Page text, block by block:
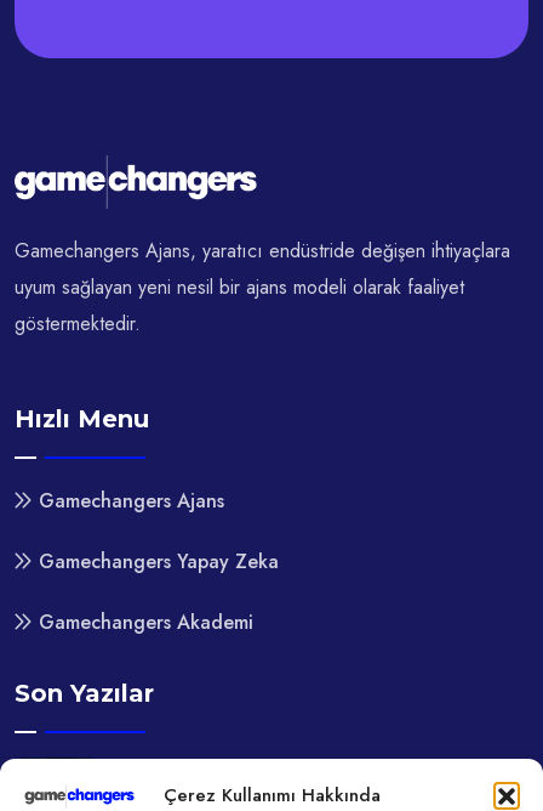
Çerez Kullanımı Hakkında
Gamechangers Ajans, yaratıcı endüstride değişen ihtiyaçlara
uyum sağlayan yeni nesil bir ajans modeli olarak faaliyet
göstermektedir.
Hızlı Menu
Gamechangers Ajans
Gamechangers Yapay Zeka
Gamechangers Akademi
Son Yazılar